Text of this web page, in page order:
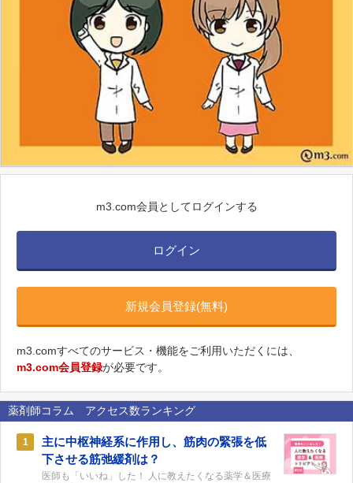
m3.com会員としてログインする
ログイン
新規会員登録(無料)
m3.comすべてのサービス・機能をご利用いただくには、
m3.com会員登録が必要です。
薬剤師コラム アクセス数ランキング
1
主に中枢神経系に作用し、筋肉の緊張を低
下させる筋弛緩剤は？
医師も「いいね」した！ 人に教えたくなる薬学＆医療